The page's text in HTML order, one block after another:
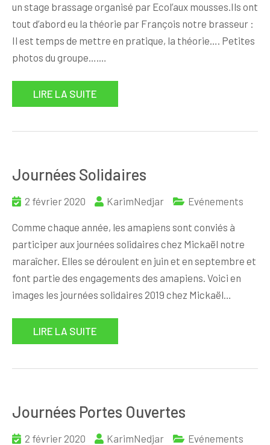
un stage brassage organisé par Ecol’aux mousses.Ils ont
tout d’abord eu la théorie par François notre brasseur :
Il est temps de mettre en pratique, la théorie…. Petites
photos du groupe….…
LIRE LA SUITE
Journées Solidaires
2 février 2020 KarimNedjar Evénements
Comme chaque année, les amapiens sont conviés à
participer aux journées solidaires chez Mickaël notre
maraîcher. Elles se déroulent en juin et en septembre et
font partie des engagements des amapiens. Voici en
images les journées solidaires 2019 chez Mickaël…
LIRE LA SUITE
Journées Portes Ouvertes
2 février 2020 KarimNedjar Evénements